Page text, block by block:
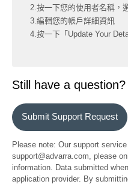
2.按一下您的使用者名稱，
3.編輯您的帳戶詳細資訊
4.按一下「Update Your
Still have a question?
Submit Support Request
Please note: Our support
support@advarra.com, please
information. Data submitted
application provider. By